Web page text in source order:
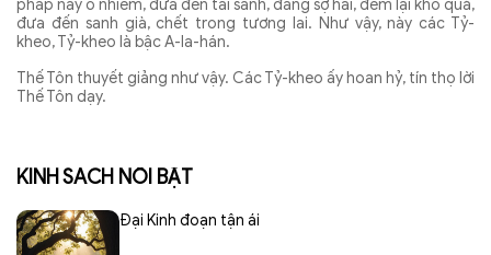
pháp này ô nhiễm, đưa đến tái sanh, đáng sợ hãi, đem lại khổ quả,
đưa đến sanh già, chết trong tương lai. Như vậy, này các Tỷ-
kheo, Tỷ-kheo là bậc A-la-hán.
Thế Tôn thuyết giảng như vậy. Các Tỷ-kheo ấy hoan hỷ, tín thọ lời
Thế Tôn dạy.
KINH SÁCH NỔI BẬT
Đại Kinh đoạn tận ái